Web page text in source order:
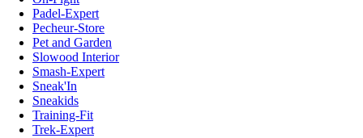
Padel-Expert
Pecheur-Store
Pet and Garden
Slowood Interior
Smash-Expert
Sneak'In
Sneakids
Training-Fit
Trek-Expert